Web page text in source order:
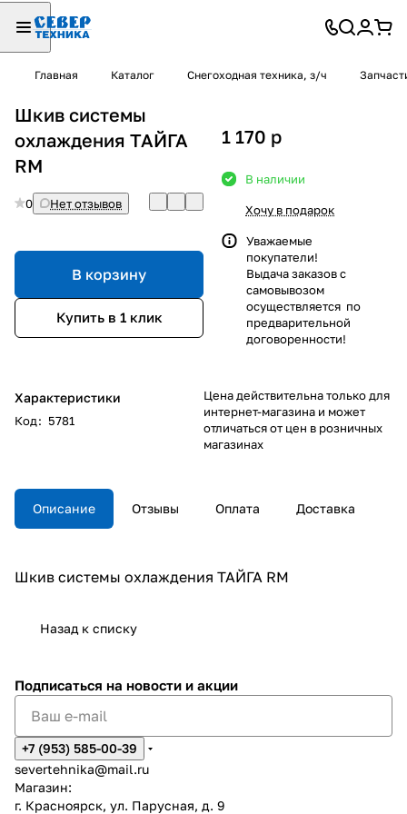
Главная Каталог Снегоходная техника, з/ч
Шкив системы
охлаждения ТАЙГА
RM
0 Нет отзывов
В корзину
Купить в 1 клик
Характеристики
Код: 5781
1 170 p
В наличии
Хочу в подарок
Уважаемые
покупатели!
Выдача заказов с
самовывозом
осуществляется по
предварительной
договоренности!
Цена действительна только для
интернет-магазина и может
отличаться от цен в розничных
магазинах
Описание Отзывы Оплата Доставка
Шкив системы охлаждения ТАЙГА RM
Назад к списку
Подписаться на новости и акции
+7 (953) 585-00-39
severtehnika@mail.ru
Магазин:
г. Красноярск, ул. Парусная, д. 9